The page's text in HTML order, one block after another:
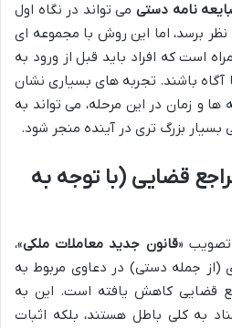
نامه دستی می تواند در نگاه اول
برسد، اما این روش با مجموعه ای
است که افراد باید قبل از ورود به
آگاه باشند. تجربه های بسیاری نشان
و زمان در این مرحله، می تواند به
بسیار بزرگ تری در آینده منجر شود.
قضایی (با توجه به
تصویب «قانون جدید معاملات ملکی»،
(از جمله دستی) در دعاوی مربوط به
قضایی کاهش یافته است. این به
به کلی باطل هستند، بلکه اثبات